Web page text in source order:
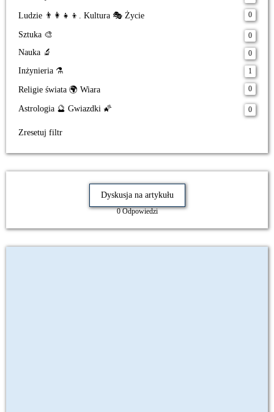
Ludzie 👨‍👩‍👧‍👦. Kultura 🎭 Życie 0
Sztuka 🎨 0
Nauka 🔬 0
Inżynieria ⚗️ 1
Religie świata 🌍 Wiara 0
Astrologia 🔮 Gwiazdki 🌠 0
Zresetuj filtr
Dyskusja na artykułu
0 Odpowiedzi